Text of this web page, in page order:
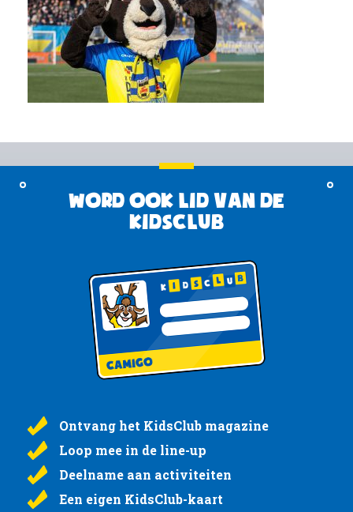
Word ook lid van de
KidsClub
Ontvang het KidsClub magazine
Loop mee in de line-up
Deelname aan activiteiten
Een eigen KidsClub-kaart